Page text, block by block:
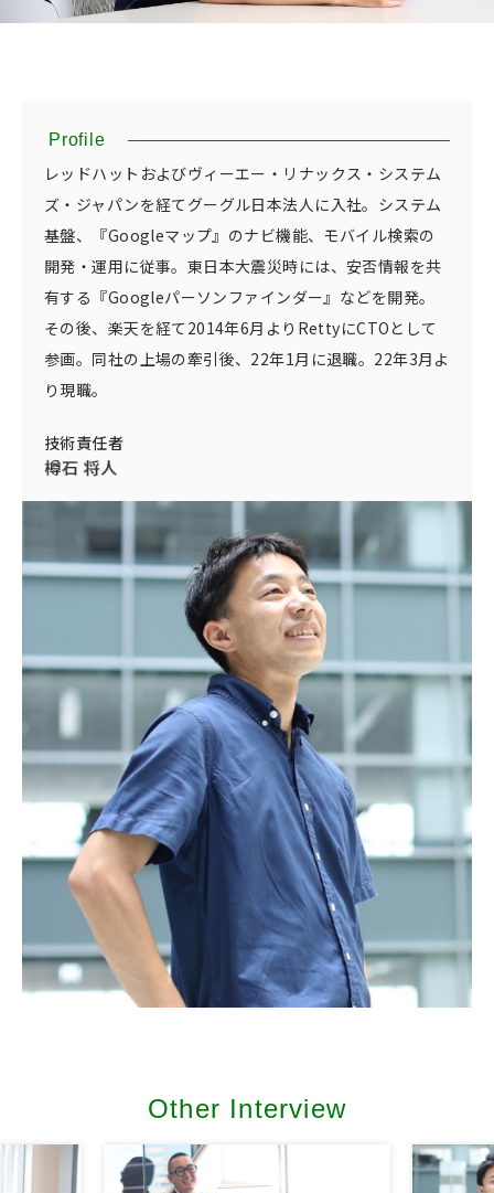
Profile
レッドハットおよびヴィーエー・リナックス・システム
ズ・ジャパンを経てグーグル日本法人に入社。システム
基盤、『Googleマップ』のナビ機能、モバイル検索の
開発・運用に従事。東日本大震災時には、安否情報を共
有する『Googleパーソンファインダー』などを開発。
その後、楽天を経て2014年6月よりRettyにCTOとして
参画。同社の上場の牽引後、22年1月に退職。22年3月よ
り現職。
技術責任者
Other Interview